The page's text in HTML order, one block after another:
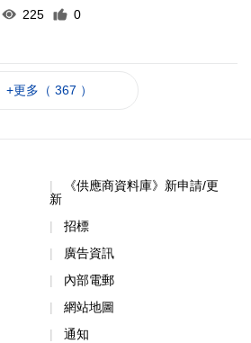
225
0
+更多（ 367 ）
《供應商資料庫》新申請/更
新
招標
廣告資訊
內部電郵
網站地圖
通知